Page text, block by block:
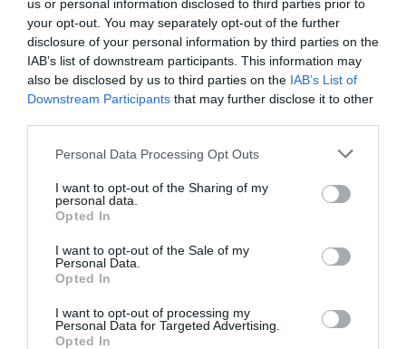
us or personal information disclosed to third parties prior to
your opt-out. You may separately opt-out of the further
disclosure of your personal information by third parties on the
IAB’s list of downstream participants. This information may
also be disclosed by us to third parties on the IAB’s List of
Downstream Participants that may further disclose it to other
Personal Data Processing Opt Outs
I want to opt-out of the Sharing of my
personal data.
Opted In
I want to opt-out of the Sale of my
Personal Data.
Opted In
I want to opt-out of processing my
Personal Data for Targeted Advertising.
Opted In
ejecutivo y que como tarde se hará efectiva de
aquí a dos años con la finalización del actual
mandato.
"Es un momento histórico y todo el mundo lo
antes con todos los miembros del comité y se ha
decidido por unanimidad. Pero alguien se había
hecho ilusiones...", explican fuentes de
por un giro de guion de última hora. "Todo es
factible", apuntan otras fuentes. Ahora bien, el
candidato oficialista es Cañete y cualquier otro
nombre parece hoy en día patronal ficción.